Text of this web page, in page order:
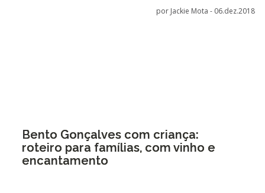
por Jackie Mota - 06.dez.2018
Bento Gonçalves com criança:
roteiro para famílias, com vinho e
encantamento